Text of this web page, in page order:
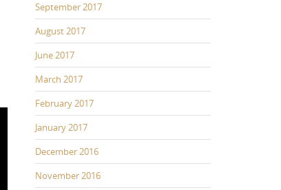
September 2017
August 2017
June 2017
March 2017
February 2017
January 2017
December 2016
November 2016